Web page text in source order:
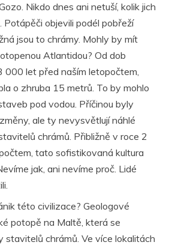
Nikdo dnes ani netuší, kolik jich
Potápěči objevili podél pobřeží
jsou to chrámy. Mohly by mít
Atlantidou? Od dob
000 let před naším letopočtem,
o zhruba 15 metrů. To by mohlo
pod vodou. Příčinou byly
ale ty nevysvětlují náhlé
chrámů. Přibližně v roce 2
tato sofistikovaná kultura
jak, ani nevíme proč. Lidé
této civilizace? Geologové
potopě na Maltě, která se
stavitelů chrámů. Ve více lokalitách